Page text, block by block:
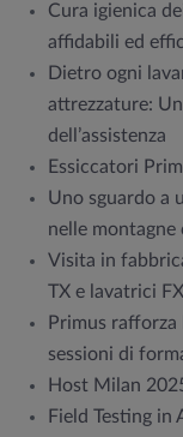
Cura igienica
affidabili ed
Dietro ogni
attrezzature:
dell’assistenza
Essiccatori
Uno sguardo a
nelle montagne
Visita in
TX e lavatrici FX
Primus
sessioni di
Host Milan
Field Testing in